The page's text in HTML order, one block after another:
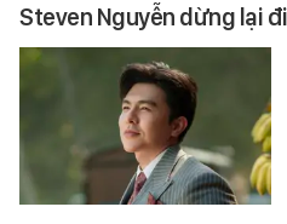
Steven Nguyễn dừng lại